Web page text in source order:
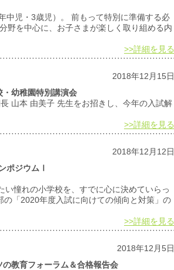
中児・3歳児）。 前もって特別に準備する必
野を中心に、お子さまが楽しく取り組める内
>>詳細を見る
2018年12月15日
・幼稚園特別講演会
山本 由美子 先生をお招きし、今年の入試解
>>詳細を見る
2018年12月12日
ポジウムⅠ
憧れの小学校を、すでに心に決めていらっ
「2020年度入試に向けての傾向と対策」の
>>詳細を見る
2018年12月5日
教育フォーラム＆合格報告会